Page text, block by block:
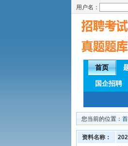
用户名：
首页
国企招聘
您当前的位置：
资料名称：